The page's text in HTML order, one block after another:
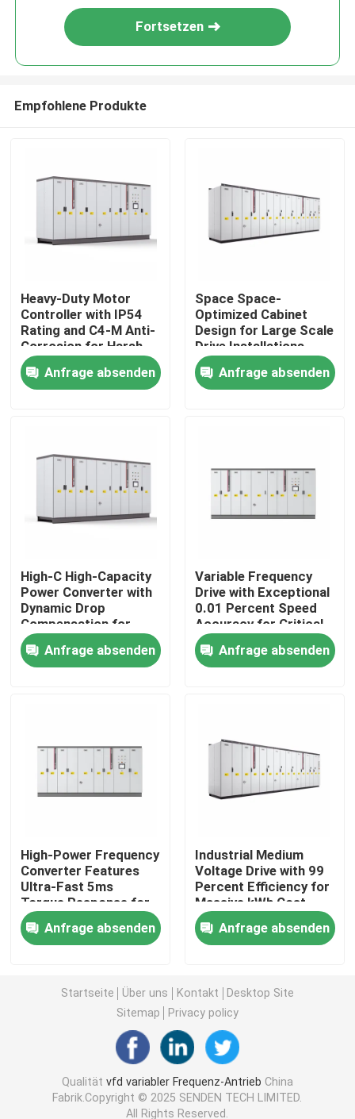
Zu Hause
Produkte
Über uns
Werksbesichtigung
Kontakt mit uns
Neuigkeiten
vfd variabler Frequenz-Antrieb
Vektor-Frequenzumrichter
VFD-Frequenzumrichter
Variabler Frequenzantrieb für Kran
Ladestation für Elektrofahrzeuge mit erneuerbarer
Solaroptimierer
Fortsetzen
Empfohlene Produkte
Heavy-Duty Motor
Controller with IP54
Rating and C4-M Anti-
Corrosion for Harsh
Plant Conditions
Anfrage absenden
Space Space-
Optimized Cabinet
Design for Large Scale
Drive Installations
Saving Valuable Floor
SpaceAnfrage absenden
High-C High-Capacity
Power Converter with
Dynamic Drop
Compensation for
Smooth Motor
Performance
Anfrage absenden
Variable Frequency
Drive with Exceptional
0.01 Percent Speed
Accuracy for Critical
Process Control
Anfrage absenden
High-Power Frequency
Converter Features
Ultra-Fast 5ms
Torque Response for
Demanding
Applications
Anfrage absenden
Industrial Medium
Voltage Drive with 99
Percent Efficiency for
Massive kWh Cost
Reduction in Heavy
Industries
Anfrage absenden
Startseite Über uns Kontakt
Desktop Site
Sitemap
Privacy policy
Qualität vfd variabler Frequenz-Antrieb China
Fabrik.Copyright © 2025 SENDEN TECH LIMITED.
All Rights Reserved.